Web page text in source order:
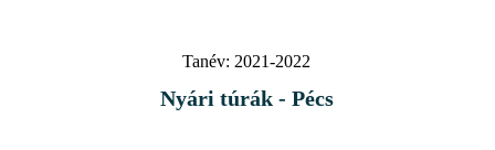
Tanév: 2021-2022
Nyári túrák - Pécs